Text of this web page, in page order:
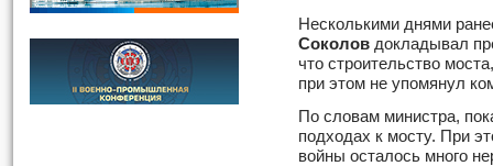
Несколькими днями
Соколов докладывал
что строительство
при этом не упомянул
По словам министра,
подходах к мосту. При
войны осталось много